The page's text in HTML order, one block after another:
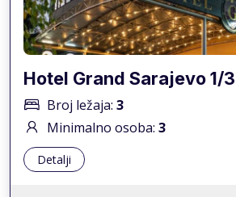
Hotel Grand Sarajevo 1/3
Broj ležaja: 3
Minimalno osoba: 3
Detalji